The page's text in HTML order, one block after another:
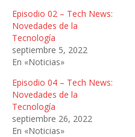
Episodio 02 – Tech News:
Novedades de la
Tecnología
septiembre 5, 2022
En «Noticias»
Episodio 04 – Tech News:
Novedades de la
Tecnología
septiembre 26, 2022
En «Noticias»